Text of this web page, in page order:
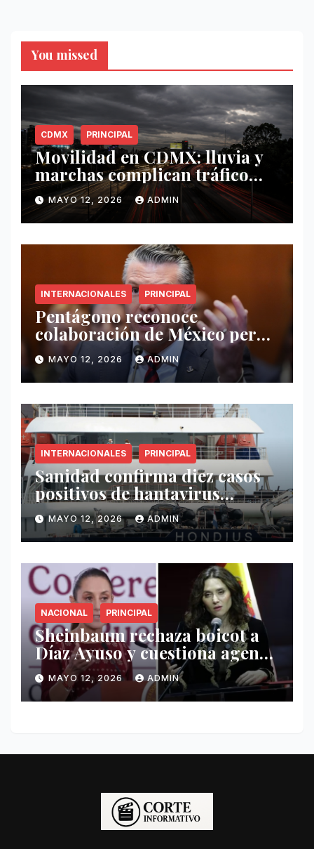
You missed
CDMX PRINCIPAL
Movilidad en CDMX: lluvia y
marchas complican tráfico
este 12 de mayo
MAYO 12, 2026 ADMIN
INTERNACIONALES PRINCIPAL
Pentágono reconoce
colaboración de México pero
exige mayor operatividad
antidrogas
MAYO 12, 2026 ADMIN
INTERNACIONALES PRINCIPAL
Sanidad confirma diez casos
positivos de hantavirus
vinculados al crucero MV
Hondius
MAYO 12, 2026 ADMIN
NACIONAL PRINCIPAL
Sheinbaum rechaza boicot a
Díaz Ayuso y cuestiona agenda
de funcionaria española
MAYO 12, 2026 ADMIN